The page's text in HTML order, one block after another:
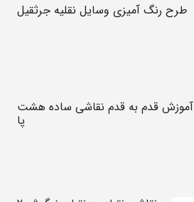
طرح رنگ آمیزی وسایل نقلیه جرثقیل
آموزش قدم به قدم نقاشی ساده هشت
پا